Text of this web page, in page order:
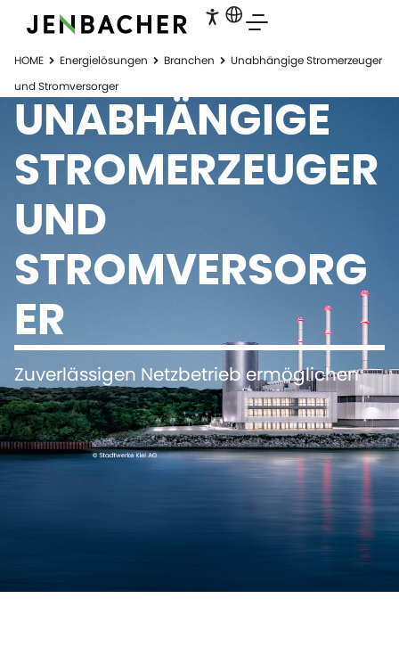
HOME Energielösungen Branchen
Unabhängige Stromerzeuger
und Stromversorger
UNABHÄNGIGE
STROMERZEUGER
UND
STROMVERSORG
ER
Zuverlässigen Netzbetrieb ermöglichen